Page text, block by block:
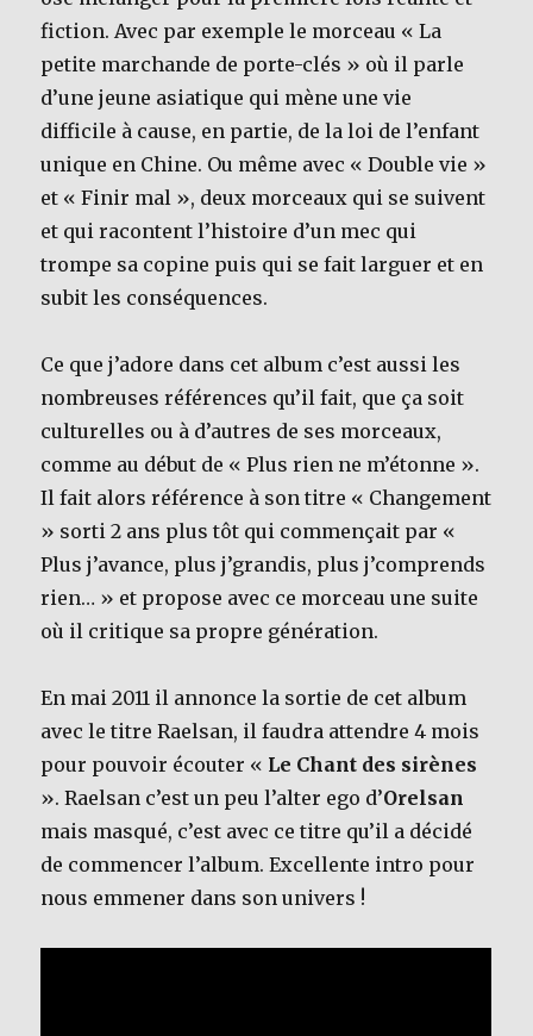
fiction. Avec par exemple le morceau « La
petite marchande de porte-clés » où il parle
d’une jeune asiatique qui mène une vie
difficile à cause, en partie, de la loi de l’enfant
unique en Chine. Ou même avec « Double vie »
et « Finir mal », deux morceaux qui se suivent
et qui racontent l’histoire d’un mec qui
trompe sa copine puis qui se fait larguer et en
subit les conséquences.
Ce que j’adore dans cet album c’est aussi les
nombreuses références qu’il fait, que ça soit
culturelles ou à d’autres de ses morceaux,
comme au début de « Plus rien ne m’étonne ».
Il fait alors référence à son titre « Changement
» sorti 2 ans plus tôt qui commençait par «
Plus j’avance, plus j’grandis, plus j’comprends
rien… » et propose avec ce morceau une suite
où il critique sa propre génération.
En mai 2011 il annonce la sortie de cet album
avec le titre Raelsan, il faudra attendre 4 mois
pour pouvoir écouter « Le Chant des sirènes
». Raelsan c’est un peu l’alter ego d’Orelsan
mais masqué, c’est avec ce titre qu’il a décidé
de commencer l’album. Excellente intro pour
nous emmener dans son univers !